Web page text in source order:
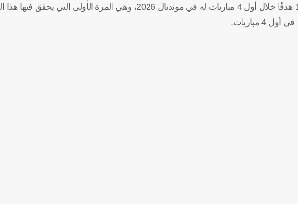
وأشارت إلى أن المنتخب الفرنسي وصل إلى 13 هدفًا خلال أول 4 مباريات له في مونديال 2026، وهي المرة الأولى التي